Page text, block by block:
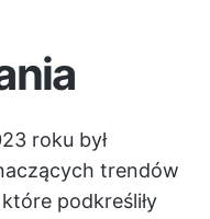
roku był
trendów
podkreśliły